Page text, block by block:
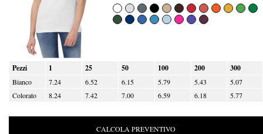
Pezzi 1 25 50 100 200 300
Bianco 7.24 6.52 6.15 5.79 5.43
5.07
Colorato
8.24 7.42 7.00 6.59 6.18 5.77
CALCOLA PREVENTIVO